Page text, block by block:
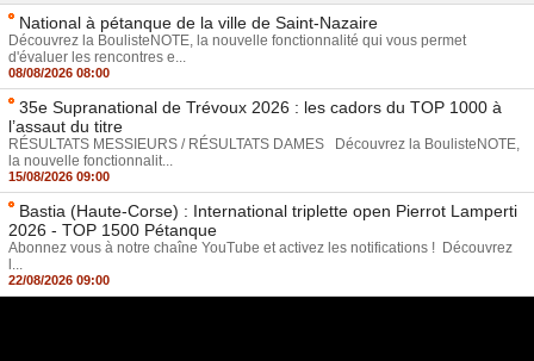
National à pétanque de la ville de Saint-Nazaire
Découvrez la BoulisteNOTE, la nouvelle fonctionnalité qui vous permet
d'évaluer les rencontres e...
08/08/2026 08:00
35e Supranational de Trévoux 2026 : les cadors du TOP 1000 à
l’assaut du titre
RÉSULTATS MESSIEURS / RÉSULTATS DAMES Découvrez la BoulisteNOTE,
la nouvelle fonctionnalit...
15/08/2026 09:00
Bastia (Haute-Corse) : International triplette open Pierrot Lamperti
2026 - TOP 1500 Pétanque
Abonnez vous à notre chaîne YouTube et activez les notifications ! Découvrez
l...
22/08/2026 09:00